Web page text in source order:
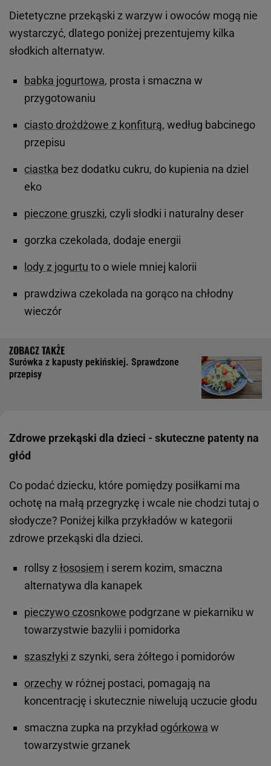
Dietetyczne przekąski z warzyw i owoców mogą nie
wystarczyć, dlatego poniżej prezentujemy kilka
słodkich alternatyw.
babka jogurtowa, prosta i smaczna w
przygotowaniu
ciasto drożdżowe z konfiturą, według babcinego
przepisu
ciastka bez dodatku cukru, do kupienia na dziel
eko
pieczone gruszki, czyli słodki i naturalny deser
gorzka czekolada, dodaje energii
lody z jogurtu to o wiele mniej kalorii
prawdziwa czekolada na gorąco na chłodny
wieczór
Surówka z kapusty pekińskiej. Sprawdzone
przepisy
Zdrowe przekąski dla dzieci - skuteczne patenty na
głód
Co podać dziecku, które pomiędzy posiłkami ma
ochotę na małą przegryzkę i wcale nie chodzi tutaj o
słodycze? Poniżej kilka przykładów w kategorii
zdrowe przekąski dla dzieci.
rollsy złososiem i serem kozim, smaczna
alternatywa dla kanapek
pieczywo czosnkowe podgrzane w piekarniku w
towarzystwie bazylii i pomidorka
szaszłyki z szynki, sera żółtego i pomidorów
orzechy w różnej postaci, pomagają na
koncentrację i skutecznie niwelują uczucie głodu
smaczna zupka na przykład ogórkowa w
towarzystwie grzanek